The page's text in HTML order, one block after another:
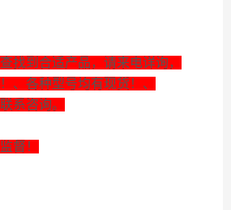
找到合适产品，请来电详询，
、各种型号均有现货！、
系咨询。
督！